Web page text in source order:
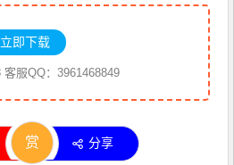
立即下载
客服微信是：siwa30888 客服QQ：3961468849
赏 分享